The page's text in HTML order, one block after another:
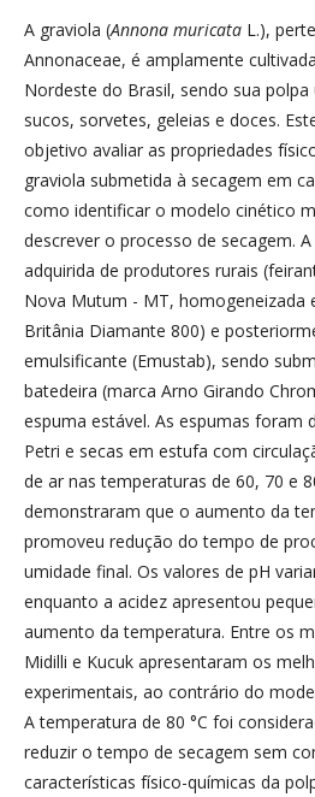
A graviola (Annona muricata L.),
Annonaceae, é amplamente
Nordeste do Brasil, sendo sua
sucos, sorvetes, geleias e doces.
objetivo avaliar as propriedades
graviola submetida à secagem em
como identificar o modelo cinético
descrever o processo de secagem.
adquirida de produtores rurais
Nova Mutum - MT, homogeneizada
Britânia Diamante 800) e
emulsificante (Emustab), sendo
batedeira (marca Arno Girando
espuma estável. As espumas foram
Petri e secas em estufa com
de ar nas temperaturas de 60, 70 e
demonstraram que o aumento da
promoveu redução do tempo de
umidade final. Os valores de pH
enquanto a acidez apresentou
aumento da temperatura. Entre os
Midilli e Kucuk apresentaram os
experimentais, ao contrário do
A temperatura de 80 °C foi
reduzir o tempo de secagem sem
características físico-químicas da